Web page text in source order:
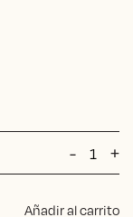
-
Butaca
Laia
Blanco
+
Añadir al carrito